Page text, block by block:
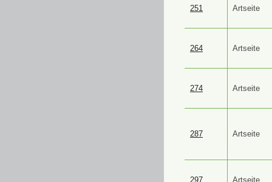
251 Artseite
264 Artseite
274 Artseite
287 Artseite
297 Artseite